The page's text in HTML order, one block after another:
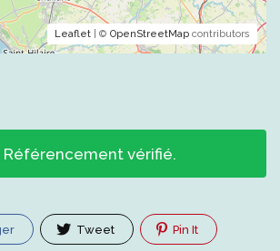
Leaflet | © OpenStreetMap contributors
Référencement vérifié.
Tweet Pin It